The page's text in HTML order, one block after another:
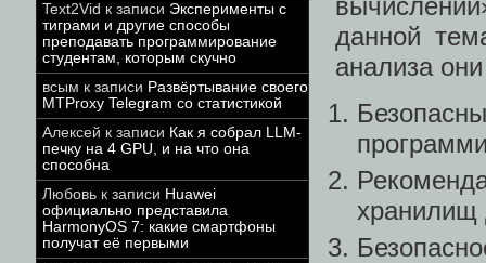
Text2Vid к записи Эксперименты с
тиграми и другие способы
преподавать программирование
студентам, которым скучно
всым к записи Развёртывание своего
MTProxy Telegram со статистикой
Алексей к записи Как я собрал LLM-
печку на 4 GPU, и на что она
способна
Любовь к записи Huawei
официально представила
HarmonyOS 7: какие смартфоны
получат её первыми
данной
анализа
хранилищ